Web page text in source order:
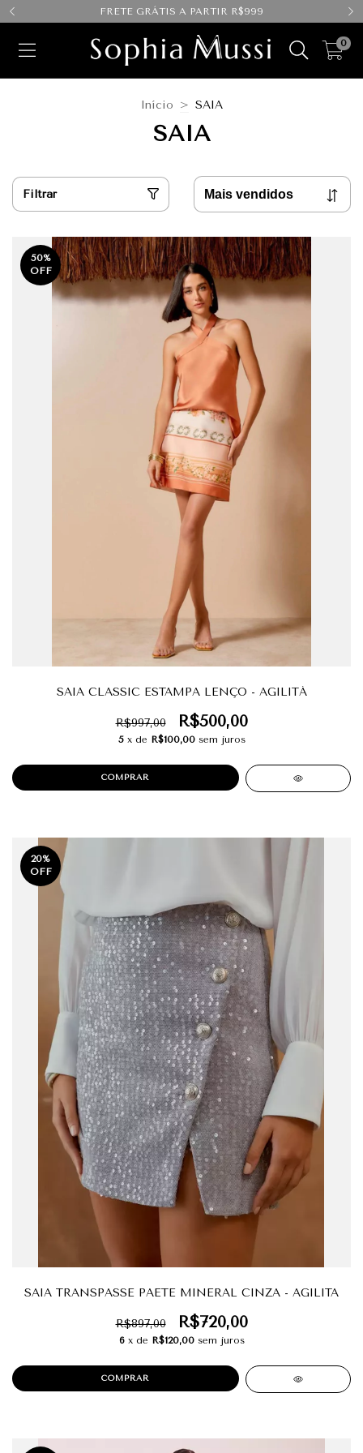
FRETE GRÁTIS A PARTIR R$999
0
Início > SAIA
SAIA
Filtrar
50%
OFF
SAIA CLASSIC ESTAMPA LENÇO - AGILITÁ
R$997,00 R$500,00
5 x de R$100,00 sem juros
COMPRAR
20%
OFF
SAIA TRANSPASSE PAETE MINERAL CINZA - AGILITA
R$897,00 R$720,00
6 x de R$120,00 sem juros
COMPRAR